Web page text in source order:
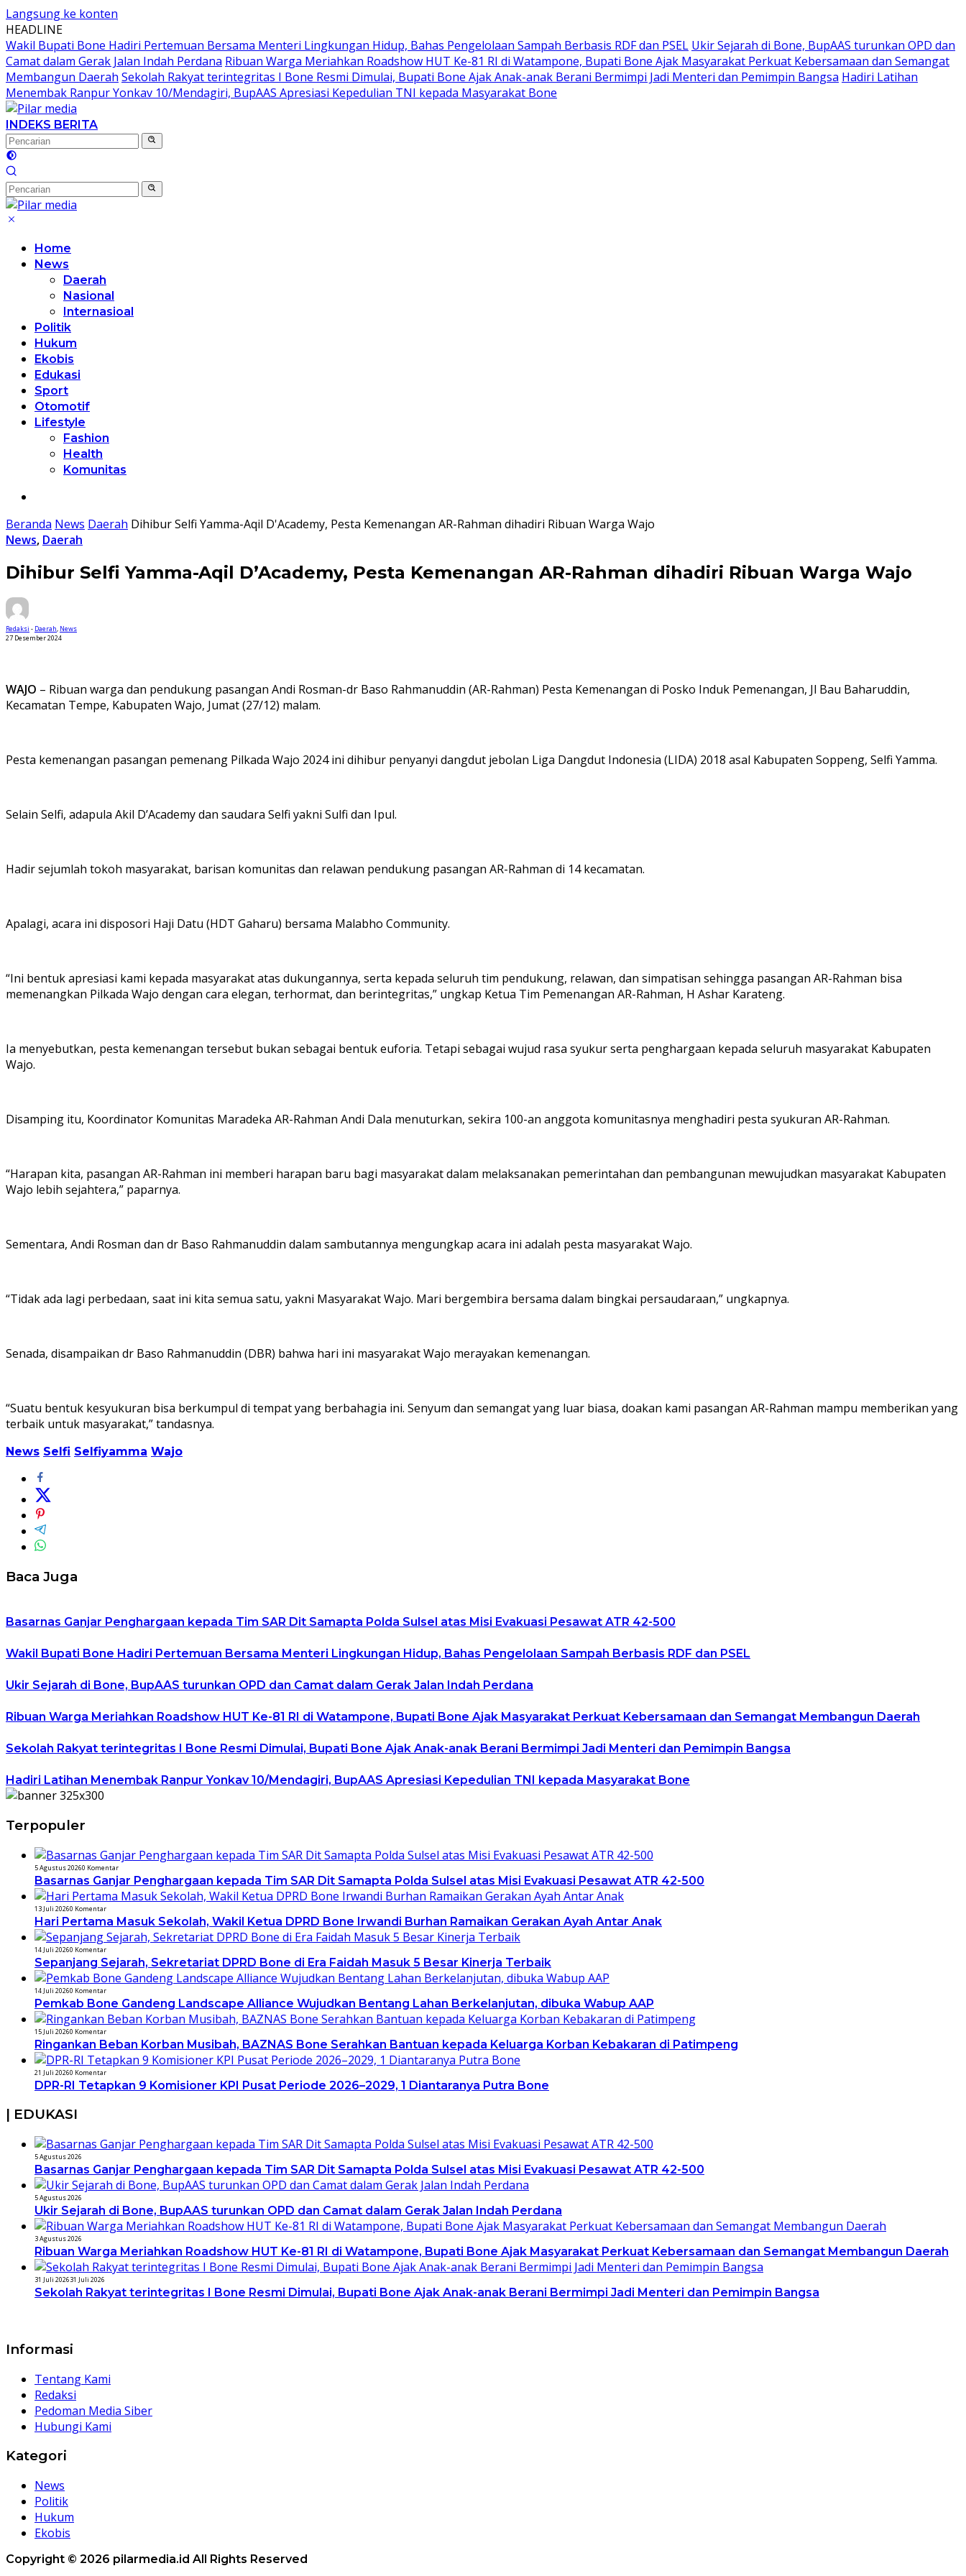
Langsung ke konten
HEADLINE
Wakil Bupati Bone Hadiri Pertemuan Bersama Menteri Lingkungan Hidup, Bahas Pengelolaan Sampah Berbasis RDF dan PSEL Ukir Sejarah di Bone, BupAAS turunkan OPD dan
Camat dalam Gerak Jalan Indah Perdana Ribuan Warga Meriahkan Roadshow HUT Ke-81 RI di Watampone, Bupati Bone Ajak Masyarakat Perkuat Kebersamaan dan Semangat
Membangun Daerah Sekolah Rakyat terintegritas I Bone Resmi Dimulai, Bupati Bone Ajak Anak-anak Berani Bermimpi Jadi Menteri dan Pemimpin Bangsa Hadiri Latihan
Menembak Ranpur Yonkav 10/Mendagiri, BupAAS Apresiasi Kepedulian TNI kepada Masyarakat Bone
INDEKS BERITA
Home
News
Daerah
Nasional
Internasioal
Politik
Hukum
Ekobis
Edukasi
Sport
Otomotif
Lifestyle
Fashion
Health
Komunitas
Beranda News Daerah Dihibur Selfi Yamma-Aqil D'Academy, Pesta Kemenangan AR-Rahman dihadiri Ribuan Warga Wajo
News, Daerah
Dihibur Selfi Yamma-Aqil D’Academy, Pesta Kemenangan AR-Rahman dihadiri Ribuan Warga Wajo
Redaksi - Daerah, News
27 Desember 2024
WAJO – Ribuan warga dan pendukung pasangan Andi Rosman-dr Baso Rahmanuddin (AR-Rahman) Pesta Kemenangan di Posko Induk Pemenangan, Jl Bau Baharuddin,
Kecamatan Tempe, Kabupaten Wajo, Jumat (27/12) malam.
Pesta kemenangan pasangan pemenang Pilkada Wajo 2024 ini dihibur penyanyi dangdut jebolan Liga Dangdut Indonesia (LIDA) 2018 asal Kabupaten Soppeng, Selfi Yamma.
Selain Selfi, adapula Akil D’Academy dan saudara Selfi yakni Sulfi dan Ipul.
Hadir sejumlah tokoh masyarakat, barisan komunitas dan relawan pendukung pasangan AR-Rahman di 14 kecamatan.
Apalagi, acara ini disposori Haji Datu (HDT Gaharu) bersama Malabho Community.
“Ini bentuk apresiasi kami kepada masyarakat atas dukungannya, serta kepada seluruh tim pendukung, relawan, dan simpatisan sehingga pasangan AR-Rahman bisa
memenangkan Pilkada Wajo dengan cara elegan, terhormat, dan berintegritas,” ungkap Ketua Tim Pemenangan AR-Rahman, H Ashar Karateng.
Ia menyebutkan, pesta kemenangan tersebut bukan sebagai bentuk euforia. Tetapi sebagai wujud rasa syukur serta penghargaan kepada seluruh masyarakat Kabupaten
Wajo.
Disamping itu, Koordinator Komunitas Maradeka AR-Rahman Andi Dala menuturkan, sekira 100-an anggota komunitasnya menghadiri pesta syukuran AR-Rahman.
“Harapan kita, pasangan AR-Rahman ini memberi harapan baru bagi masyarakat dalam melaksanakan pemerintahan dan pembangunan mewujudkan masyarakat Kabupaten
Wajo lebih sejahtera,” paparnya.
Sementara, Andi Rosman dan dr Baso Rahmanuddin dalam sambutannya mengungkap acara ini adalah pesta masyarakat Wajo.
“Tidak ada lagi perbedaan, saat ini kita semua satu, yakni Masyarakat Wajo. Mari bergembira bersama dalam bingkai persaudaraan,” ungkapnya.
Senada, disampaikan dr Baso Rahmanuddin (DBR) bahwa hari ini masyarakat Wajo merayakan kemenangan.
“Suatu bentuk kesyukuran bisa berkumpul di tempat yang berbahagia ini. Senyum dan semangat yang luar biasa, doakan kami pasangan AR-Rahman mampu memberikan yang
terbaik untuk masyarakat,” tandasnya.
News Selfi Selfiyamma Wajo
Baca Juga
Basarnas Ganjar Penghargaan kepada Tim SAR Dit Samapta Polda Sulsel atas Misi Evakuasi Pesawat ATR 42-500
Wakil Bupati Bone Hadiri Pertemuan Bersama Menteri Lingkungan Hidup, Bahas Pengelolaan Sampah Berbasis RDF dan PSEL
Ukir Sejarah di Bone, BupAAS turunkan OPD dan Camat dalam Gerak Jalan Indah Perdana
Ribuan Warga Meriahkan Roadshow HUT Ke-81 RI di Watampone, Bupati Bone Ajak Masyarakat Perkuat Kebersamaan dan Semangat Membangun Daerah
Sekolah Rakyat terintegritas I Bone Resmi Dimulai, Bupati Bone Ajak Anak-anak Berani Bermimpi Jadi Menteri dan Pemimpin Bangsa
Hadiri Latihan Menembak Ranpur Yonkav 10/Mendagiri, BupAAS Apresiasi Kepedulian TNI kepada Masyarakat Bone
Terpopuler
5 Agustus 20260 Komentar
Basarnas Ganjar Penghargaan kepada Tim SAR Dit Samapta Polda Sulsel atas Misi Evakuasi Pesawat ATR 42-500
13 Juli 20260 Komentar
Hari Pertama Masuk Sekolah, Wakil Ketua DPRD Bone Irwandi Burhan Ramaikan Gerakan Ayah Antar Anak
14 Juli 20260 Komentar
Sepanjang Sejarah, Sekretariat DPRD Bone di Era Faidah Masuk 5 Besar Kinerja Terbaik
14 Juli 20260 Komentar
Pemkab Bone Gandeng Landscape Alliance Wujudkan Bentang Lahan Berkelanjutan, dibuka Wabup AAP
15 Juli 20260 Komentar
Ringankan Beban Korban Musibah, BAZNAS Bone Serahkan Bantuan kepada Keluarga Korban Kebakaran di Patimpeng
21 Juli 20260 Komentar
DPR-RI Tetapkan 9 Komisioner KPI Pusat Periode 2026–2029, 1 Diantaranya Putra Bone
| EDUKASI
5 Agustus 2026
Basarnas Ganjar Penghargaan kepada Tim SAR Dit Samapta Polda Sulsel atas Misi Evakuasi Pesawat ATR 42-500
5 Agustus 2026
Ukir Sejarah di Bone, BupAAS turunkan OPD dan Camat dalam Gerak Jalan Indah Perdana
3 Agustus 2026
Ribuan Warga Meriahkan Roadshow HUT Ke-81 RI di Watampone, Bupati Bone Ajak Masyarakat Perkuat Kebersamaan dan Semangat Membangun Daerah
31 Juli 202631 Juli 2026
Sekolah Rakyat terintegritas I Bone Resmi Dimulai, Bupati Bone Ajak Anak-anak Berani Bermimpi Jadi Menteri dan Pemimpin Bangsa
Informasi
Tentang Kami
Redaksi
Pedoman Media Siber
Hubungi Kami
Kategori
News
Politik
Hukum
Ekobis
Copyright © 2026 pilarmedia.id All Rights Reserved